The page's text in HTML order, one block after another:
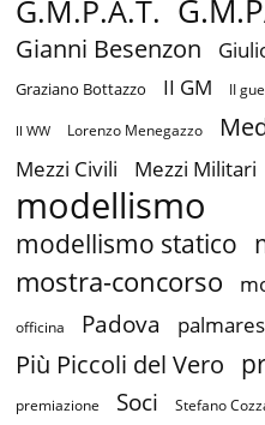
G.M.P.A.T.
Gianni Besenzon
Graziano Bottazzo II GM II
II WW Lorenzo Menegazzo
Mezzi Civili Mezzi Militari
modellismo
modellismo statico
mostra-concorso
officina Padova palmares
Più Piccoli del Vero
premiazione Soci Stefano